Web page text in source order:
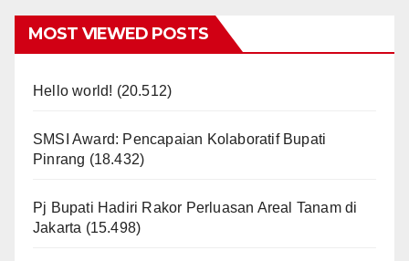
MOST VIEWED POSTS
Hello world! (20.512)
SMSI Award: Pencapaian Kolaboratif Bupati
Pinrang (18.432)
Pj Bupati Hadiri Rakor Perluasan Areal Tanam di
Jakarta (15.498)